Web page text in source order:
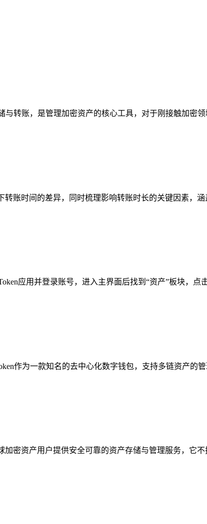
转账，是管理加密资产的核心工具，对于刚接触加密
账时间的差异，同时梳理影响转账时长的关键因素，
应用并登录账号，进入主界面后找到“资产”板块，点
作为一款知名的去中心化数字钱包，支持多链资产的
密资产用户提供安全可靠的资产存储与管理服务，它